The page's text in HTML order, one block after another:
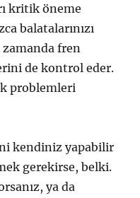
kritik öneme
balatalarınızı
fren
de kontrol eder.
problemleri
kendiniz yapabilir
gerekirse, belki.
ya da